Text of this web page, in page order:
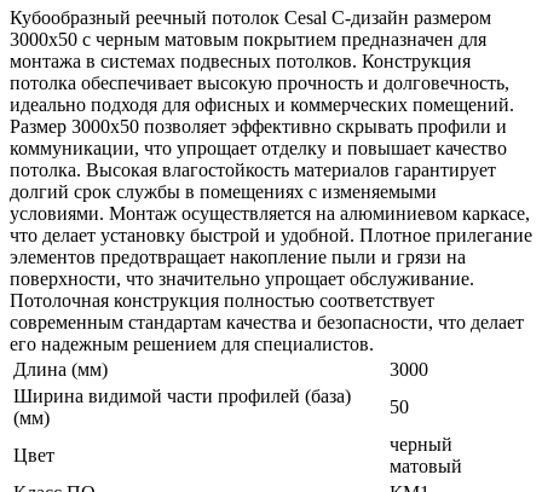
Кубообразный реечный потолок Cesal C-дизайн размером
3000х50 с черным матовым покрытием предназначен для
монтажа в системах подвесных потолков. Конструкция
потолка обеспечивает высокую прочность и долговечность,
идеально подходя для офисных и коммерческих помещений.
Размер 3000х50 позволяет эффективно скрывать профили и
коммуникации, что упрощает отделку и повышает качество
потолка. Высокая влагостойкость материалов гарантирует
долгий срок службы в помещениях с изменяемыми
условиями. Монтаж осуществляется на алюминиевом каркасе,
что делает установку быстрой и удобной. Плотное прилегание
элементов предотвращает накопление пыли и грязи на
поверхности, что значительно упрощает обслуживание.
Потолочная конструкция полностью соответствует
современным стандартам качества и безопасности, что делает
его надежным решением для специалистов.
Длина (мм)
3000
Ширина видимой части профилей (база)
(мм)
50
Цвет
черный
матовый